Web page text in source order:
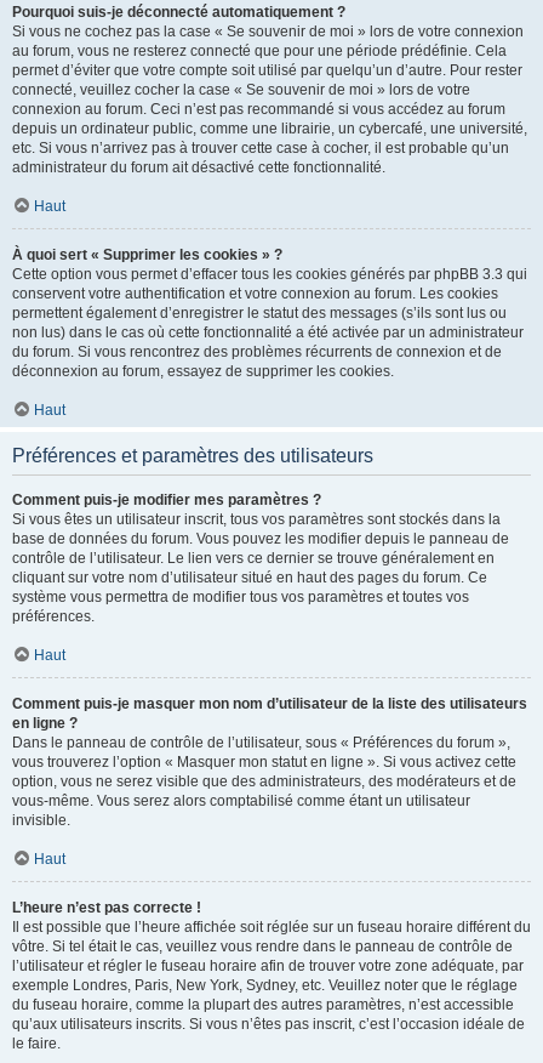
Pourquoi suis-je déconnecté automatiquement ?
Si vous ne cochez pas la case « Se souvenir de moi » lors de votre connexion
au forum, vous ne resterez connecté que pour une période prédéfinie. Cela
permet d’éviter que votre compte soit utilisé par quelqu’un d’autre. Pour rester
connecté, veuillez cocher la case « Se souvenir de moi » lors de votre
connexion au forum. Ceci n’est pas recommandé si vous accédez au forum
depuis un ordinateur public, comme une librairie, un cybercafé, une université,
etc. Si vous n’arrivez pas à trouver cette case à cocher, il est probable qu’un
administrateur du forum ait désactivé cette fonctionnalité.
Haut
À quoi sert « Supprimer les cookies » ?
Cette option vous permet d’effacer tous les cookies générés par phpBB 3.3 qui
conservent votre authentification et votre connexion au forum. Les cookies
permettent également d’enregistrer le statut des messages (s’ils sont lus ou
non lus) dans le cas où cette fonctionnalité a été activée par un administrateur
du forum. Si vous rencontrez des problèmes récurrents de connexion et de
déconnexion au forum, essayez de supprimer les cookies.
Haut
Préférences et paramètres des utilisateurs
Comment puis-je modifier mes paramètres ?
Si vous êtes un utilisateur inscrit, tous vos paramètres sont stockés dans la
base de données du forum. Vous pouvez les modifier depuis le panneau de
contrôle de l’utilisateur. Le lien vers ce dernier se trouve généralement en
cliquant sur votre nom d’utilisateur situé en haut des pages du forum. Ce
système vous permettra de modifier tous vos paramètres et toutes vos
préférences.
Haut
Comment puis-je masquer mon nom d’utilisateur de la liste des utilisateurs
en ligne ?
Dans le panneau de contrôle de l’utilisateur, sous « Préférences du forum »,
vous trouverez l’option « Masquer mon statut en ligne ». Si vous activez cette
option, vous ne serez visible que des administrateurs, des modérateurs et de
vous-même. Vous serez alors comptabilisé comme étant un utilisateur
invisible.
Haut
L’heure n’est pas correcte !
Il est possible que l’heure affichée soit réglée sur un fuseau horaire différent du
vôtre. Si tel était le cas, veuillez vous rendre dans le panneau de contrôle de
l’utilisateur et régler le fuseau horaire afin de trouver votre zone adéquate, par
exemple Londres, Paris, New York, Sydney, etc. Veuillez noter que le réglage
du fuseau horaire, comme la plupart des autres paramètres, n’est accessible
qu’aux utilisateurs inscrits. Si vous n’êtes pas inscrit, c’est l’occasion idéale de
le faire.